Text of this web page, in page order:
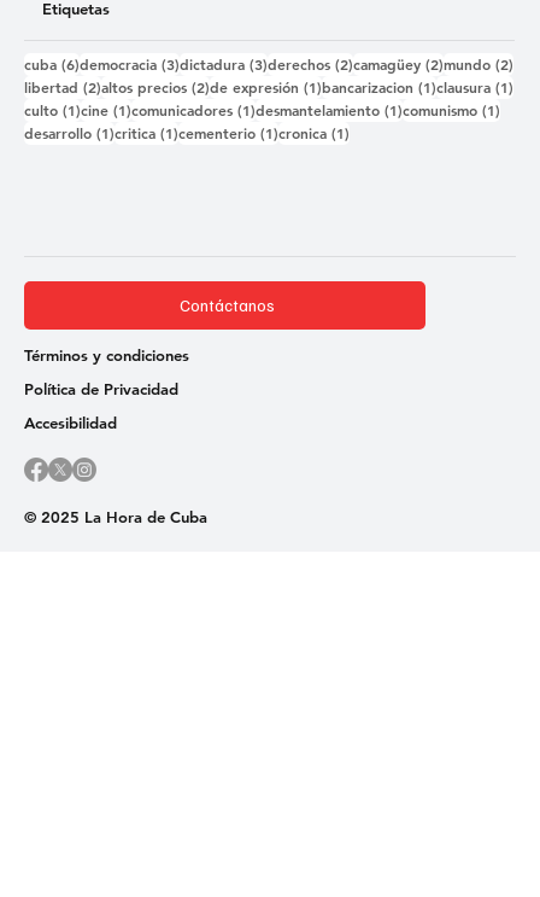
Etiquetas
cuba (6)6 entradas
democracia (3)3 entradas
dictadura (3)3 entradas
derechos (2)2 entradas
camagüey (2)2 entradas
mundo (2)
libertad (2)2 entradas
altos precios (2)2 entradas
de expresión (1)1 entrada
bancarizacion (1)1 entrada
clausura (1)
culto (1)1 entrada
cine (1)1 entrada
comunicadores (1)1 entrada
desmantelamiento (1)1 entrada
comunismo (1)
desarrollo (1)1 entrada
critica (1)1 entrada
cementerio (1)1 entrada
cronica (1)
© 2025 La Hora de Cuba
Contáctanos
Términos y condiciones
Política de Privacidad
Accesibilidad